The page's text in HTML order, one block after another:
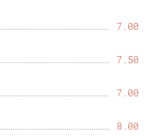
7.00
7.50
7.00
8.00